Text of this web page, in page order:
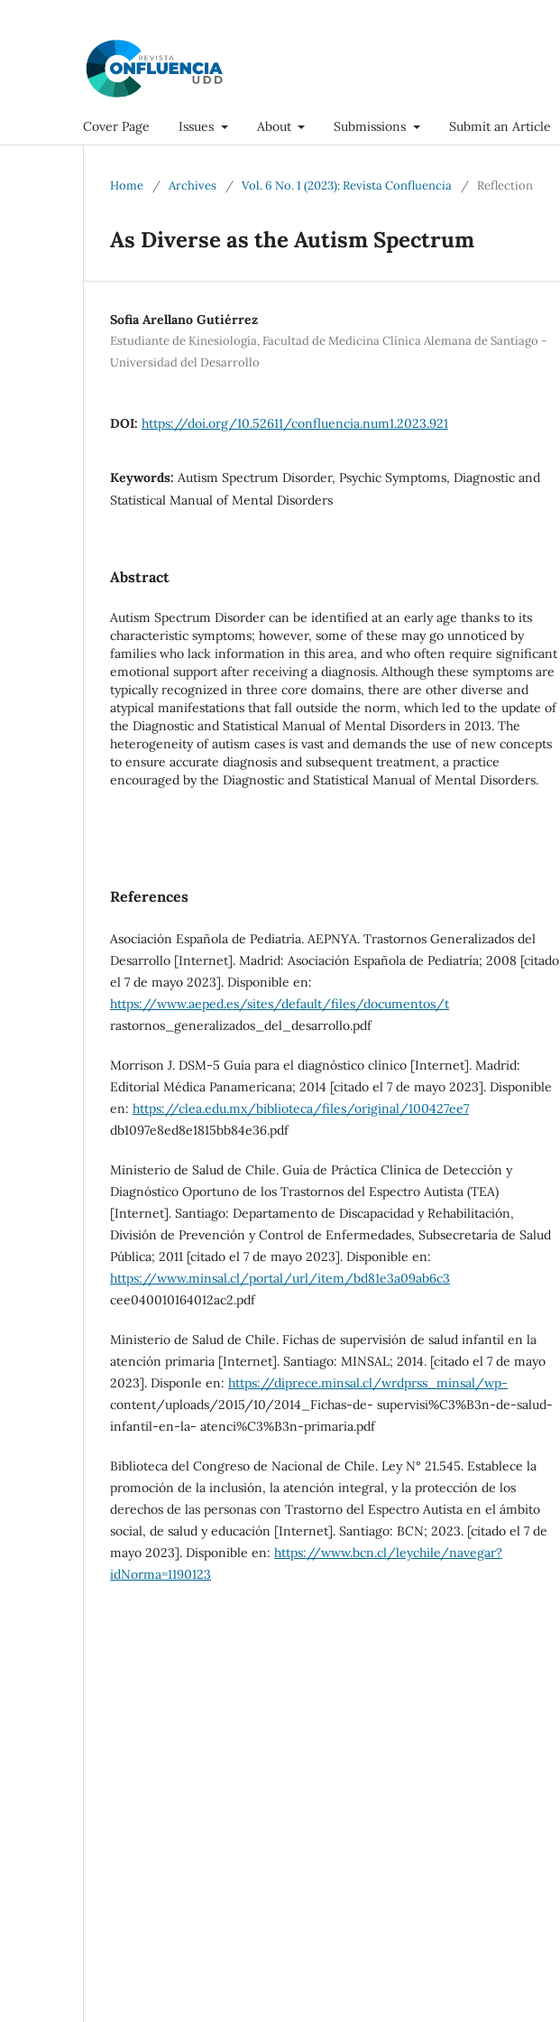
Cover Page Issues About Submissions Submit an Article
Home / Archives / Vol. 6 No. 1 (2023): Revista Confluencia / Reflection
As Diverse as the Autism Spectrum
Sofia Arellano Gutiérrez
Estudiante de Kinesiología, Facultad de Medicina Clínica Alemana de Santiago -
Universidad del Desarrollo
DOI: https://doi.org/10.52611/confluencia.num1.2023.921
Keywords: Autism Spectrum Disorder, Psychic Symptoms, Diagnostic and
Statistical Manual of Mental Disorders
Abstract
Autism Spectrum Disorder can be identified at an early age thanks to its
characteristic symptoms; however, some of these may go unnoticed by
families who lack information in this area, and who often require significant
emotional support after receiving a diagnosis. Although these symptoms are
typically recognized in three core domains, there are other diverse and
atypical manifestations that fall outside the norm, which led to the update of
the Diagnostic and Statistical Manual of Mental Disorders in 2013. The
heterogeneity of autism cases is vast and demands the use of new concepts
to ensure accurate diagnosis and subsequent treatment, a practice
encouraged by the Diagnostic and Statistical Manual of Mental Disorders.
References
Asociación Española de Pediatría. AEPNYA. Trastornos Generalizados del
Desarrollo [Internet]. Madrid: Asociación Española de Pediatría; 2008 [citado
el 7 de mayo 2023]. Disponible en:
https://www.aeped.es/sites/default/files/documentos/t
rastornos_generalizados_del_desarrollo.pdf
Morrison J. DSM-5 Guía para el diagnóstico clínico [Internet]. Madrid:
Editorial Médica Panamericana; 2014 [citado el 7 de mayo 2023]. Disponible
en: https://clea.edu.mx/biblioteca/files/original/100427ee7
db1097e8ed8e1815bb84e36.pdf
Ministerio de Salud de Chile. Guía de Práctica Clínica de Detección y
Diagnóstico Oportuno de los Trastornos del Espectro Autista (TEA)
[Internet]. Santiago: Departamento de Discapacidad y Rehabilitación,
División de Prevención y Control de Enfermedades, Subsecretaría de Salud
Pública; 2011 [citado el 7 de mayo 2023]. Disponible en:
https://www.minsal.cl/portal/url/item/bd81e3a09ab6c3
cee040010164012ac2.pdf
Ministerio de Salud de Chile. Fichas de supervisión de salud infantil en la
atención primaria [Internet]. Santiago: MINSAL; 2014. [citado el 7 de mayo
2023]. Disponle en: https://diprece.minsal.cl/wrdprss_minsal/wp-
content/uploads/2015/10/2014_Fichas-de- supervisi%C3%B3n-de-salud-
infantil-en-la- atenci%C3%B3n-primaria.pdf
Biblioteca del Congreso de Nacional de Chile. Ley N° 21.545. Establece la
promoción de la inclusión, la atención integral, y la protección de los
derechos de las personas con Trastorno del Espectro Autista en el ámbito
social, de salud y educación [Internet]. Santiago: BCN; 2023. [citado el 7 de
mayo 2023]. Disponible en: https://www.bcn.cl/leychile/navegar?
idNorma=1190123